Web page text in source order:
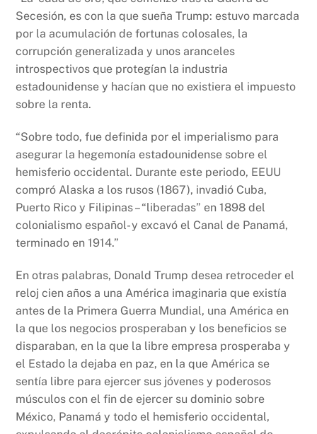
Secesión, es con la que sueña Trump: estuvo marcada
por la acumulación de fortunas colosales, la
corrupción generalizada y unos aranceles
introspectivos que protegían la industria
estadounidense y hacían que no existiera el impuesto
sobre la renta.
“Sobre todo, fue definida por el imperialismo para
asegurar la hegemonía estadounidense sobre el
hemisferio occidental. Durante este periodo, EEUU
compró Alaska a los rusos (1867), invadió Cuba,
Puerto Rico y Filipinas – “liberadas” en 1898 del
colonialismo español- y excavó el Canal de Panamá,
terminado en 1914.”
En otras palabras, Donald Trump desea retroceder el
reloj cien años a una América imaginaria que existía
antes de la Primera Guerra Mundial, una América en
la que los negocios prosperaban y los beneficios se
disparaban, en la que la libre empresa prosperaba y
el Estado la dejaba en paz, en la que América se
sentía libre para ejercer sus jóvenes y poderosos
músculos con el fin de ejercer su dominio sobre
México, Panamá y todo el hemisferio occidental,